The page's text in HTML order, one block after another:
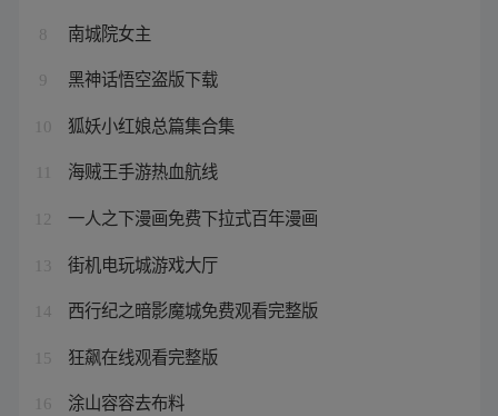
8 南城院女主
9 黑神话悟空盗版下载
10 狐妖小红娘总篇集合集
海贼王手游热血航线
12 一人之下漫画免费下拉式百年漫画
13 街机电玩城游戏大厅
14 西行纪之暗影魔城免费观看完整版
15 狂飙在线观看完整版
16 涂山容容去布料